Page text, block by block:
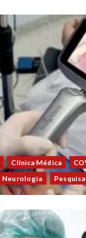
Clínica Médica
Neurologia